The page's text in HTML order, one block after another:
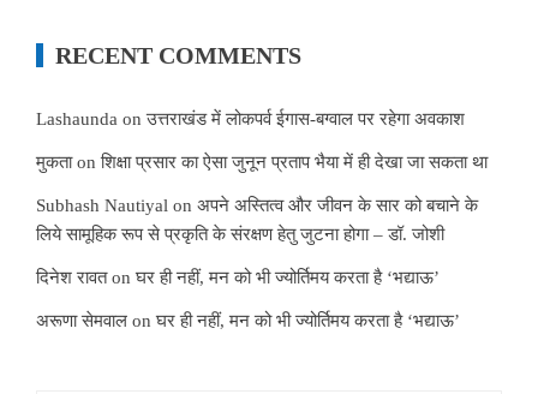
RECENT COMMENTS
Lashaunda onउत्तराखंड में लोकपर्व ईगास-बग्वाल पर रहेगा अवकाश
मुकताonशिक्षा प्रसार का ऐसा जुनून प्रताप भैया में ही देखा जा सकता था
Subhash Nautiyal on अपने अस्तित्व और जीवन के सार को बचाने के
लिये सामूहिक रूप से प्रकृति के संरक्षण हेतु जुटना होगा – डॉ. जोशी
दिनेश रावतonघर ही नहीं, मन को भी ज्योर्तिमय करता है ‘भद्याऊ’
अरूणा सेमवाल onघर ही नहीं, मन को भी ज्योर्तिमय करता है ‘भद्याऊ’